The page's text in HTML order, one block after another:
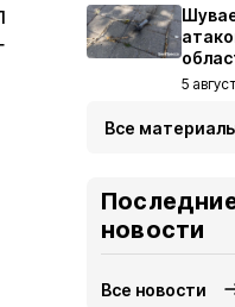
5
Все
новости
Все новости